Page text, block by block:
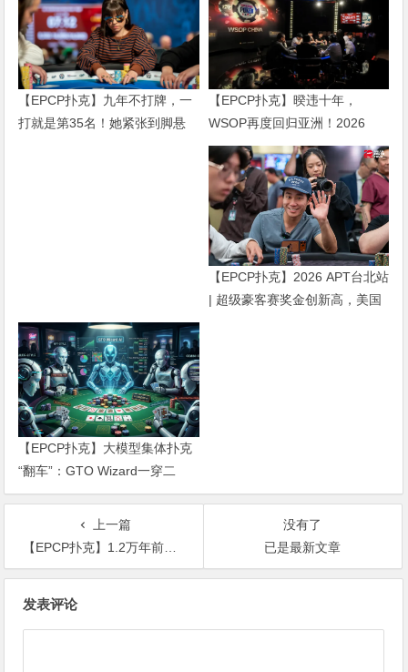
【EPCP扑克】九年不打牌，一
打就是第35名！她紧张到脚悬
【EPCP扑克】暌违十年，
WSOP再度回归亚洲！2026
APL济州站6月19-28日盛大登
场！
【EPCP扑克】2026 APT台北站
| 超级豪客赛奖金创新高，美国
【EPCP扑克】大模型集体扑克
“翻车”：GTO Wizard一穿二
十，人类玩家暂时安全
上一篇
【EPCP扑克】1.2万年前美洲人已玩“掷签”？考古研究揭示人类最早的随机游戏起源
没有了
已是最新文章
发表评论